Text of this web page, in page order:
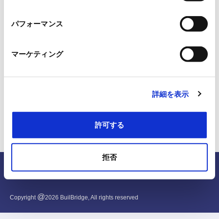
パフォーマンス
マーケティング
詳細を表示
許可する
拒否
English
Copyright @2026 BuilBridge, All rights reserved